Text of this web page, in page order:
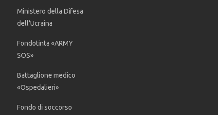
Ministero della Difesa
dell'Ucraina
Fondotinta «ARMY
SOS»
Battaglione medico
«Ospedalieri»
Fondo di soccorso